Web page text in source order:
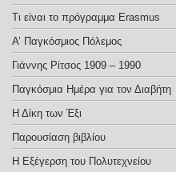
Τι είναι το πρόγραμμα Erasmus
Α’ Παγκόσμιος Πόλεμος
Γιάννης Ρίτσος 1909 – 1990
Παγκόσμια Ημέρα για τον Διαβήτη
Η Δίκη των Έξι
Παρουσίαση βιβλίου
Η Εξέγερση του Πολυτεχνείου